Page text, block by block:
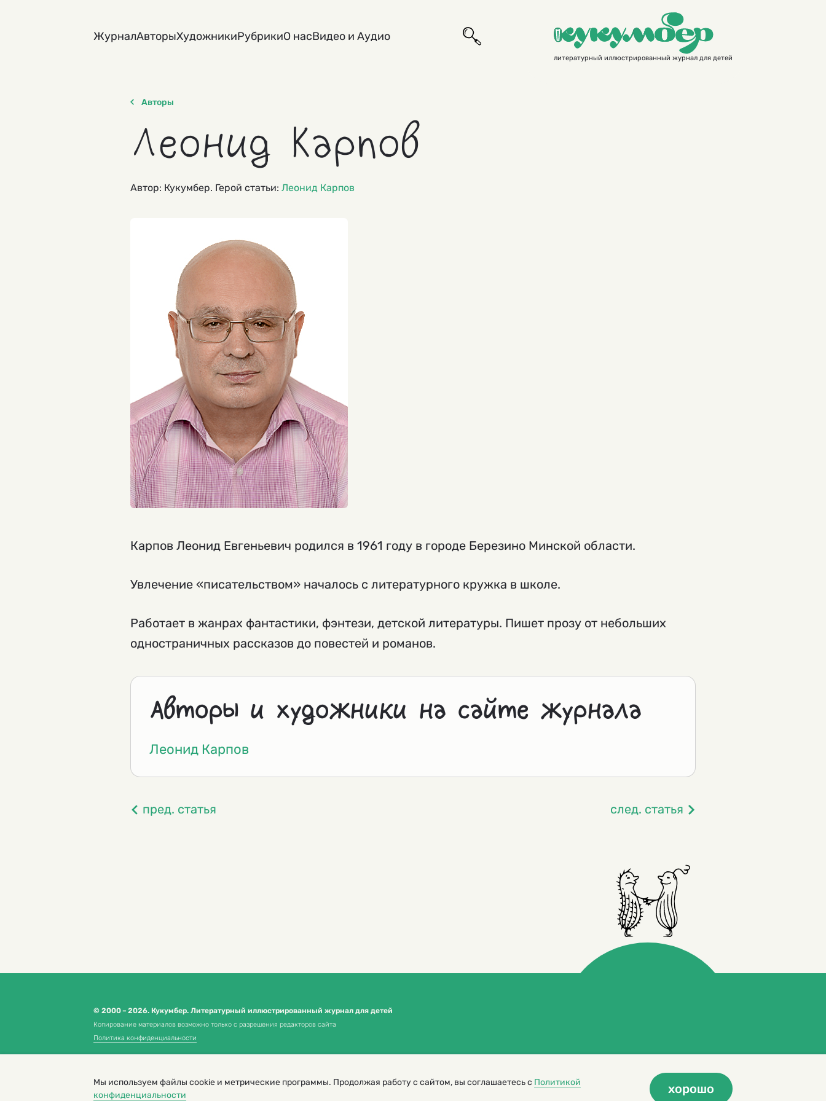
ЖурналАвторыХудожникиРубрикиО насВидео и Аудио
литературный иллюстрированный журнал для детей
Авторы
Леонид Карпов
Автор: Кукумбер. Герой статьи: Леонид Карпов
Карпов Леонид Евгеньевич родился в 1961 году в городе Березино Минской области.
Увлечение «писательством» началось с литературного кружка в школе.
Работает в жанрах фантастики, фэнтези, детской литературы. Пишет прозу от небольших
одностраничных рассказов до повестей и романов.
Авторы и художники на сайте журнала
Леонид Карпов
пред. статья след. статья
© 2000 – 2026. Кукумбер. Литературный иллюстрированный журнал для детей
Копирование материалов возможно только с разрешения редакторов сайта
Политика конфиденциальности
Мы используем файлы cookie и метрические программы. Продолжая работу с сайтом, вы соглашаетесь с Политикой
конфиденциальности
хорошо